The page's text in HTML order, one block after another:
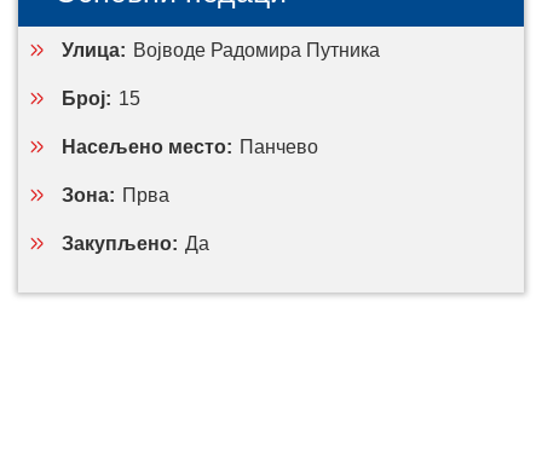
Улица: Војводе Радомира Путника
Број: 15
Насељено место: Панчево
Зона: Прва
Закупљено: Да